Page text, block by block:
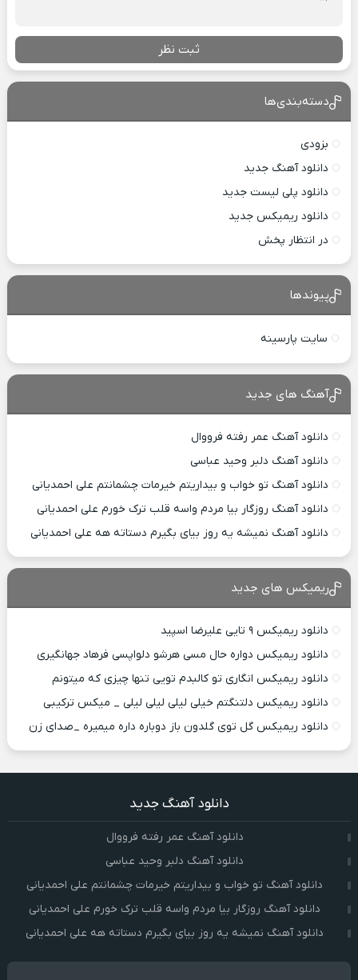
ثبت نظر
دسته‌بندی‌ها
بزودی
دانلود آهنگ جدید
دانلود پلی لیست جدید
دانلود ریمیکس جدید
در انتظار پخش
پیوندها
سایت پارسینه
آهنگ های جدید
دانلود آهنگ عمر رفته فرووال
دانلود آهنگ دلبر وحید عباسی
دانلود آهنگ تو خواب و بیداریتم خیرمات چشمانتم علی احمدیانی
دانلود آهنگ روزگار بیا مردم واسه قلب ترک خورم علی احمدیانی
دانلود آهنگ نمیشه یه روز بیای بگیرم دستاته هه علی احمدیانی
ریمیکس های جدید
دانلود ریمیکس ۹ تایی علیرضا اسپید
دانلود ریمیکس دواره حال مسی هرشو دلواپسی فرهاد جهانگیری
دانلود ریمیکس انگاری تو کالبدم تویی تنها چیزی که میتونم
دانلود ریمیکس دلتنگتم خیلی لیلی لیلی لیلی _ میکس ترکیبی
دانلود ریمیکس گل توی گلدون باز دوباره داره میمیره _صدای زن
دانلود آهنگ جدید
دانلود آهنگ عمر رفته فرووال
دانلود آهنگ دلبر وحید عباسی
دانلود آهنگ تو خواب و بیداریتم خیرمات چشمانتم علی احمدیانی
دانلود آهنگ روزگار بیا مردم واسه قلب ترک خورم علی احمدیانی
دانلود آهنگ نمیشه یه روز بیای بگیرم دستاته هه علی احمدیانی